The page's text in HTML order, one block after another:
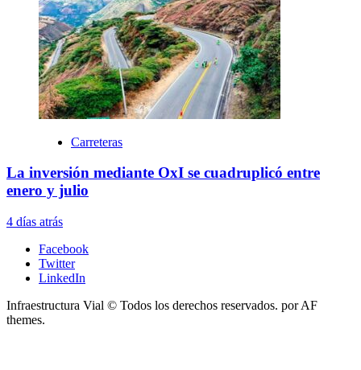
Carreteras
La inversión mediante OxI se cuadruplicó entre
enero y julio
4 días atrás
Facebook
Twitter
LinkedIn
Infraestructura Vial © Todos los derechos reservados. por AF
themes.